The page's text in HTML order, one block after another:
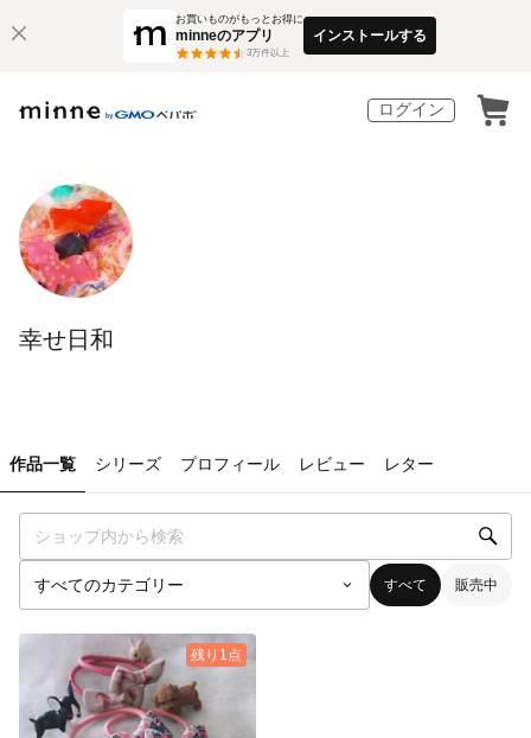
お買いものがもっとお得に
minneのアプリ
3万件以上
インストールする
ログイン
幸せ日和
作品一覧 シリーズ プロフィール レビュー レター
すべて 販売中
残り1点